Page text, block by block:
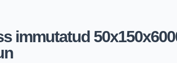
immutatud